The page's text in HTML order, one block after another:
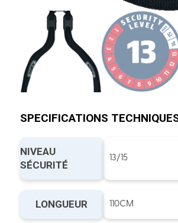
SPECIFICATIONS
NIVEAU
SÉCURITÉ
13/15
LONGUEUR 110CM